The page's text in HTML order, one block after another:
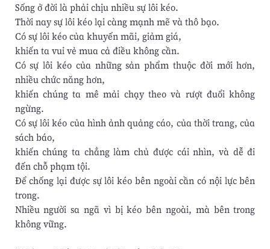
Sống ở đời là phải chịu nhiều sự lôi kéo.
Thời nay sự lôi kéo lại càng mạnh mẽ và thô bạo.
Có sự lôi kéo của khuyến mãi, giảm giá,
khiến ta vui vẻ mua cả điều không cần.
Có sự lôi kéo của những sản phẩm thuộc đời mới hơn,
nhiều chức năng hơn,
khiến chúng ta mê mải chạy theo và rượt đuổi không
ngừng.
Có sự lôi kéo của hình ảnh quảng cáo, của thời trang, của
sách báo,
khiến chúng ta chẳng làm chủ được cái nhìn, và dễ đi
đến chỗ phạm tội.
Để chống lại được sự lôi kéo bên ngoài cần có nội lực bên
trong.
Nhiều người sa ngã vì bị kéo bên ngoài, mà bên trong
không vững.